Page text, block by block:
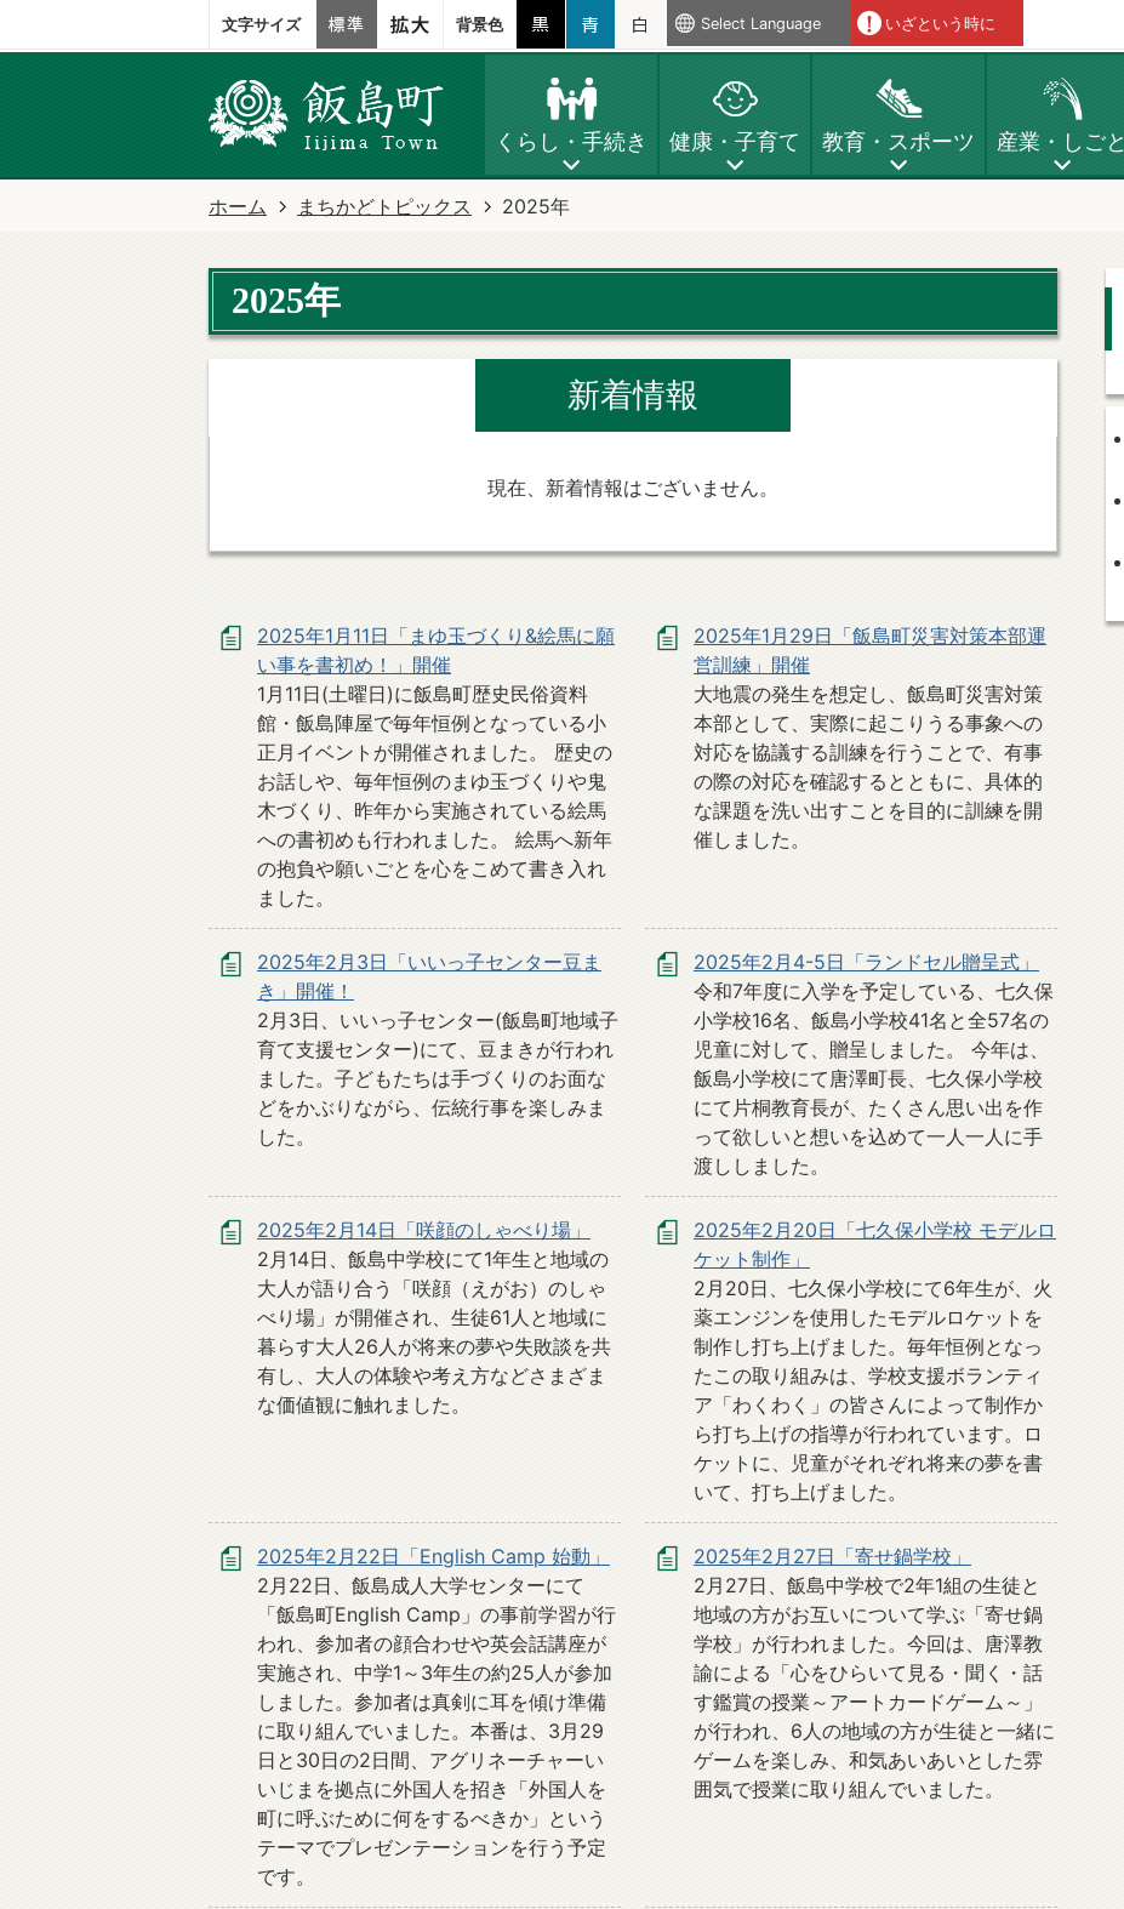
文字サイズ 背景色 Select Language いざという時に
くらし・手続き 健康・子育て 教育・スポーツ 産業・しごと
ホーム まちかどトピックス 2025年
2025年
新着情報
現在、新着情報はございません。
2025年1月11日「まゆ玉づくり&絵馬に願
い事を書初め！」開催
1月11日(土曜日)に飯島町歴史民俗資料
館・飯島陣屋で毎年恒例となっている小
正月イベントが開催されました。 歴史の
お話しや、毎年恒例のまゆ玉づくりや鬼
木づくり、昨年から実施されている絵馬
への書初めも行われました。 絵馬へ新年
の抱負や願いごとを心をこめて書き入れ
ました。
2025年1月29日「飯島町災害対策本部運
営訓練」開催
大地震の発生を想定し、飯島町災害対策
本部として、実際に起こりうる事象への
対応を協議する訓練を行うことで、有事
の際の対応を確認するとともに、具体的
な課題を洗い出すことを目的に訓練を開
催しました。
2025年2月3日「いいっ子センター豆ま
き」開催！
2月3日、いいっ子センター(飯島町地域子
育て支援センター)にて、豆まきが行われ
ました。子どもたちは手づくりのお面な
どをかぶりながら、伝統行事を楽しみま
した。
2025年2月4-5日「ランドセル贈呈式」
令和7年度に入学を予定している、七久保
小学校16名、飯島小学校41名と全57名の
児童に対して、贈呈しました。 今年は、
飯島小学校にて唐澤町長、七久保小学校
にて片桐教育長が、たくさん思い出を作
って欲しいと想いを込めて一人一人に手
渡ししました。
2025年2月14日「咲顔のしゃべり場」
2月14日、飯島中学校にて1年生と地域の
大人が語り合う「咲顔（えがお）のしゃ
べり場」が開催され、生徒61人と地域に
暮らす大人26人が将来の夢や失敗談を共
有し、大人の体験や考え方などさまざま
な価値観に触れました。
2025年2月20日「七久保小学校 モデルロ
ケット制作」
2月20日、七久保小学校にて6年生が、火
薬エンジンを使用したモデルロケットを
制作し打ち上げました。毎年恒例となっ
たこの取り組みは、学校支援ボランティ
ア「わくわく」の皆さんによって制作か
ら打ち上げの指導が行われています。ロ
ケットに、児童がそれぞれ将来の夢を書
いて、打ち上げました。
2025年2月22日「English Camp 始動」
2月22日、飯島成人大学センターにて
「飯島町English Camp」の事前学習が行
われ、参加者の顔合わせや英会話講座が
実施され、中学1～3年生の約25人が参加
しました。参加者は真剣に耳を傾け準備
に取り組んでいました。本番は、3月29
日と30日の2日間、アグリネーチャーい
いじまを拠点に外国人を招き「外国人を
町に呼ぶために何をするべきか」という
テーマでプレゼンテーションを行う予定
です。
2025年2月27日「寄せ鍋学校」
2月27日、飯島中学校で2年1組の生徒と
地域の方がお互いについて学ぶ「寄せ鍋
学校」が行われました。今回は、唐澤教
諭による「心をひらいて見る・聞く・話
す鑑賞の授業～アートカードゲーム～」
が行われ、6人の地域の方が生徒と一緒に
ゲームを楽しみ、和気あいあいとした雰
囲気で授業に取り組んでいました。